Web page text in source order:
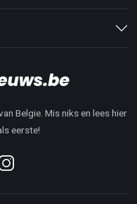
Belgie. Mis niks en lees hier
eerste!